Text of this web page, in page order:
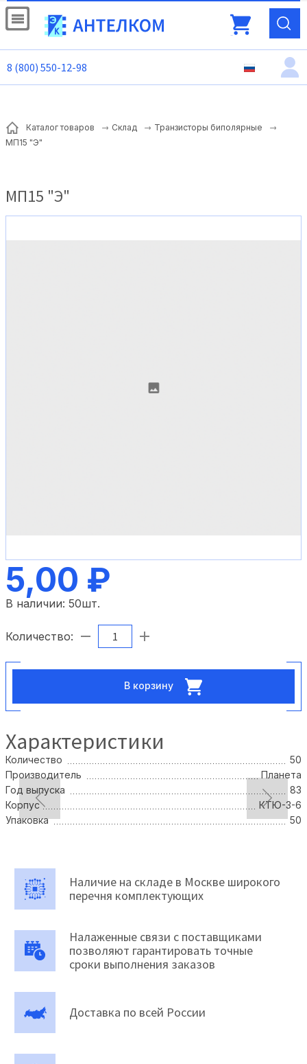
8 (800) 550-12-98
Каталог товаров Склад
Транзисторы биполярные
МП15 "Э"
МП15 "Э"
5,00 ₽
В наличии: 50шт.
Количество:
В корзину
Характеристики
Количество
50
Производитель
Планета
Год выпуска
83
Корпус
КТЮ-3-6
Упаковка
50
Наличие на складе в Москве широкого
перечня комплектующих
Налаженные связи с поставщиками
позволяют гарантировать точные
сроки выполнения заказов
Доставка по всей России